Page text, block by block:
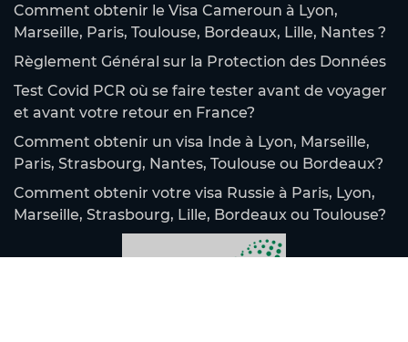
Comment obtenir le Visa Cameroun à Lyon,
Marseille, Paris, Toulouse, Bordeaux, Lille, Nantes ?
Règlement Général sur la Protection des Données
Test Covid PCR où se faire tester avant de voyager
et avant votre retour en France?
Comment obtenir un visa Inde à Lyon, Marseille,
Paris, Strasbourg, Nantes, Toulouse ou Bordeaux?
Comment obtenir votre visa Russie à Paris, Lyon,
Marseille, Strasbourg, Lille, Bordeaux ou Toulouse?